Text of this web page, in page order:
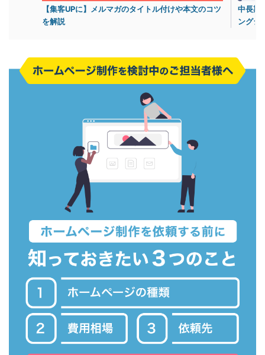
【集客UPに】メルマガのタイトル付けや本文のコツ
を解説
中長期
ングシ